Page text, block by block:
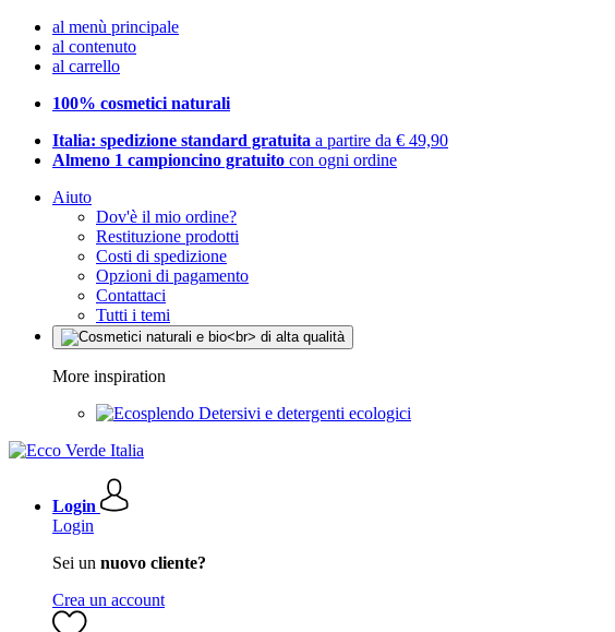
al menù principale
al contenuto
al carrello
100% cosmetici naturali
Italia: spedizione standard gratuita a partire da € 49,90
Almeno 1 campioncino gratuito con ogni ordine
Aiuto
Dov'è il mio ordine?
Restituzione prodotti
Costi di spedizione
Opzioni di pagamento
Contattaci
Tutti i temi
More inspiration
Detersivi e detergenti ecologici
Login
Login
Sei un nuovo cliente?
Crea un account